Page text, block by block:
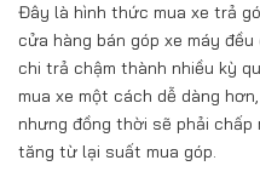
Đây là hình thức mua xe trả
cửa hàng bán góp xe máy
chi trả chậm thành nhiều kỳ
mua xe một cách dễ dàng
nhưng đồng thời sẽ phải chấp
tăng từ lại suất mua góp.